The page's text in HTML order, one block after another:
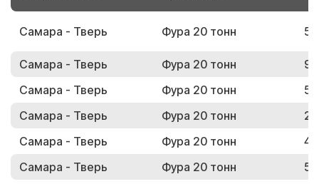
Самара - Тверь Фура 20 тонн
Самара - Тверь Фура 20 тонн
Самара - Тверь
Фура 20 тонн
Самара - Тверь
Фура 20 тонн
Самара - Тверь
Фура 20 тонн
Самара - Тверь
Фура 20 тонн